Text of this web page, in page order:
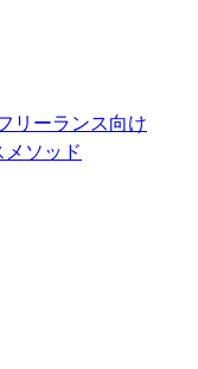
リーランス向け
メソッド